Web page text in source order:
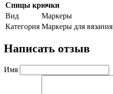
Спицы крючки
Вид
Маркеры
Категория Маркеры для вязания
Написать отзыв
Имя